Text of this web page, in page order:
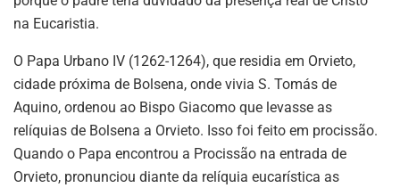
na Eucaristia.
O Papa Urbano IV (1262-1264), que residia em Orvieto,
cidade próxima de Bolsena, onde vivia S. Tomás de
Aquino, ordenou ao Bispo Giacomo que levasse as
relíquias de Bolsena a Orvieto. Isso foi feito em procissão.
Quando o Papa encontrou a Procissão na entrada de
Orvieto, pronunciou diante da relíquia eucarística as